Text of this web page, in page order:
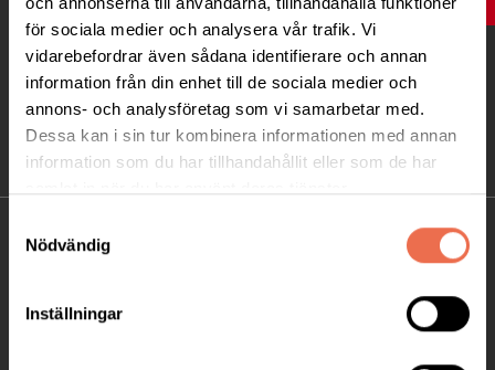
för sociala medier och analysera vår trafik. Vi
vidarebefordrar även sådana identifierare och annan
information från din enhet till de sociala medier och
annons- och analysföretag som vi samarbetar med.
Dessa kan i sin tur kombinera informationen med annan
information som du har tillhandahållit eller som de har
Nödvändig
Inställningar
KONTAKT
Ågatan 12 C, 172 62 Sundbyberg